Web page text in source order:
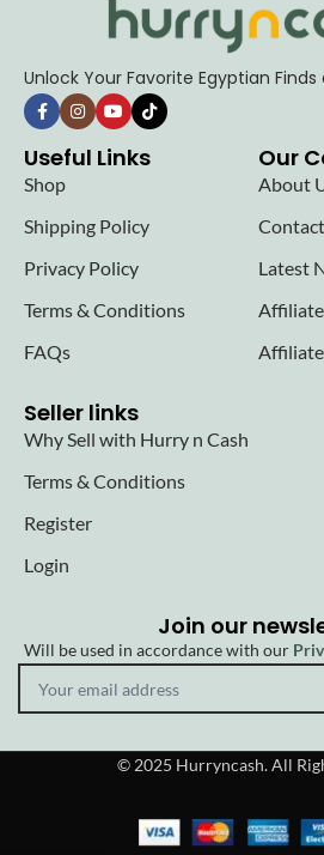
Unlock Your Favorite Egyptian
Useful Links
Shop
Shipping Policy
Privacy Policy
Terms & Conditions
FAQs
Our
About
Latest
Affiliate
Seller links
Why Sell with Hurry n Cash
Terms & Conditions
Register
Login
Join our
Will be used in accordance with our
© 2025 Hurryncash. All